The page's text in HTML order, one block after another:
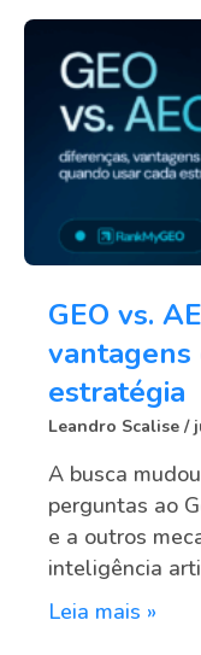
GEO vs.
vantagens
estratégia
Leandro Scalise
A busca
perguntas ao
e a outros
inteligência
Leia mais »